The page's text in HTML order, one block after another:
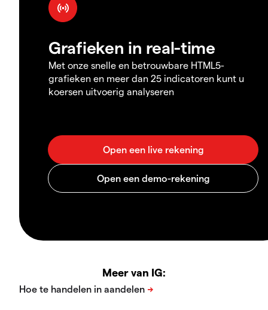
Grafieken in real-time
Met onze snelle en betrouwbare HTML5-
grafieken en meer dan 25 indicatoren kunt u
koersen uitvoerig analyseren
Meer van IG: